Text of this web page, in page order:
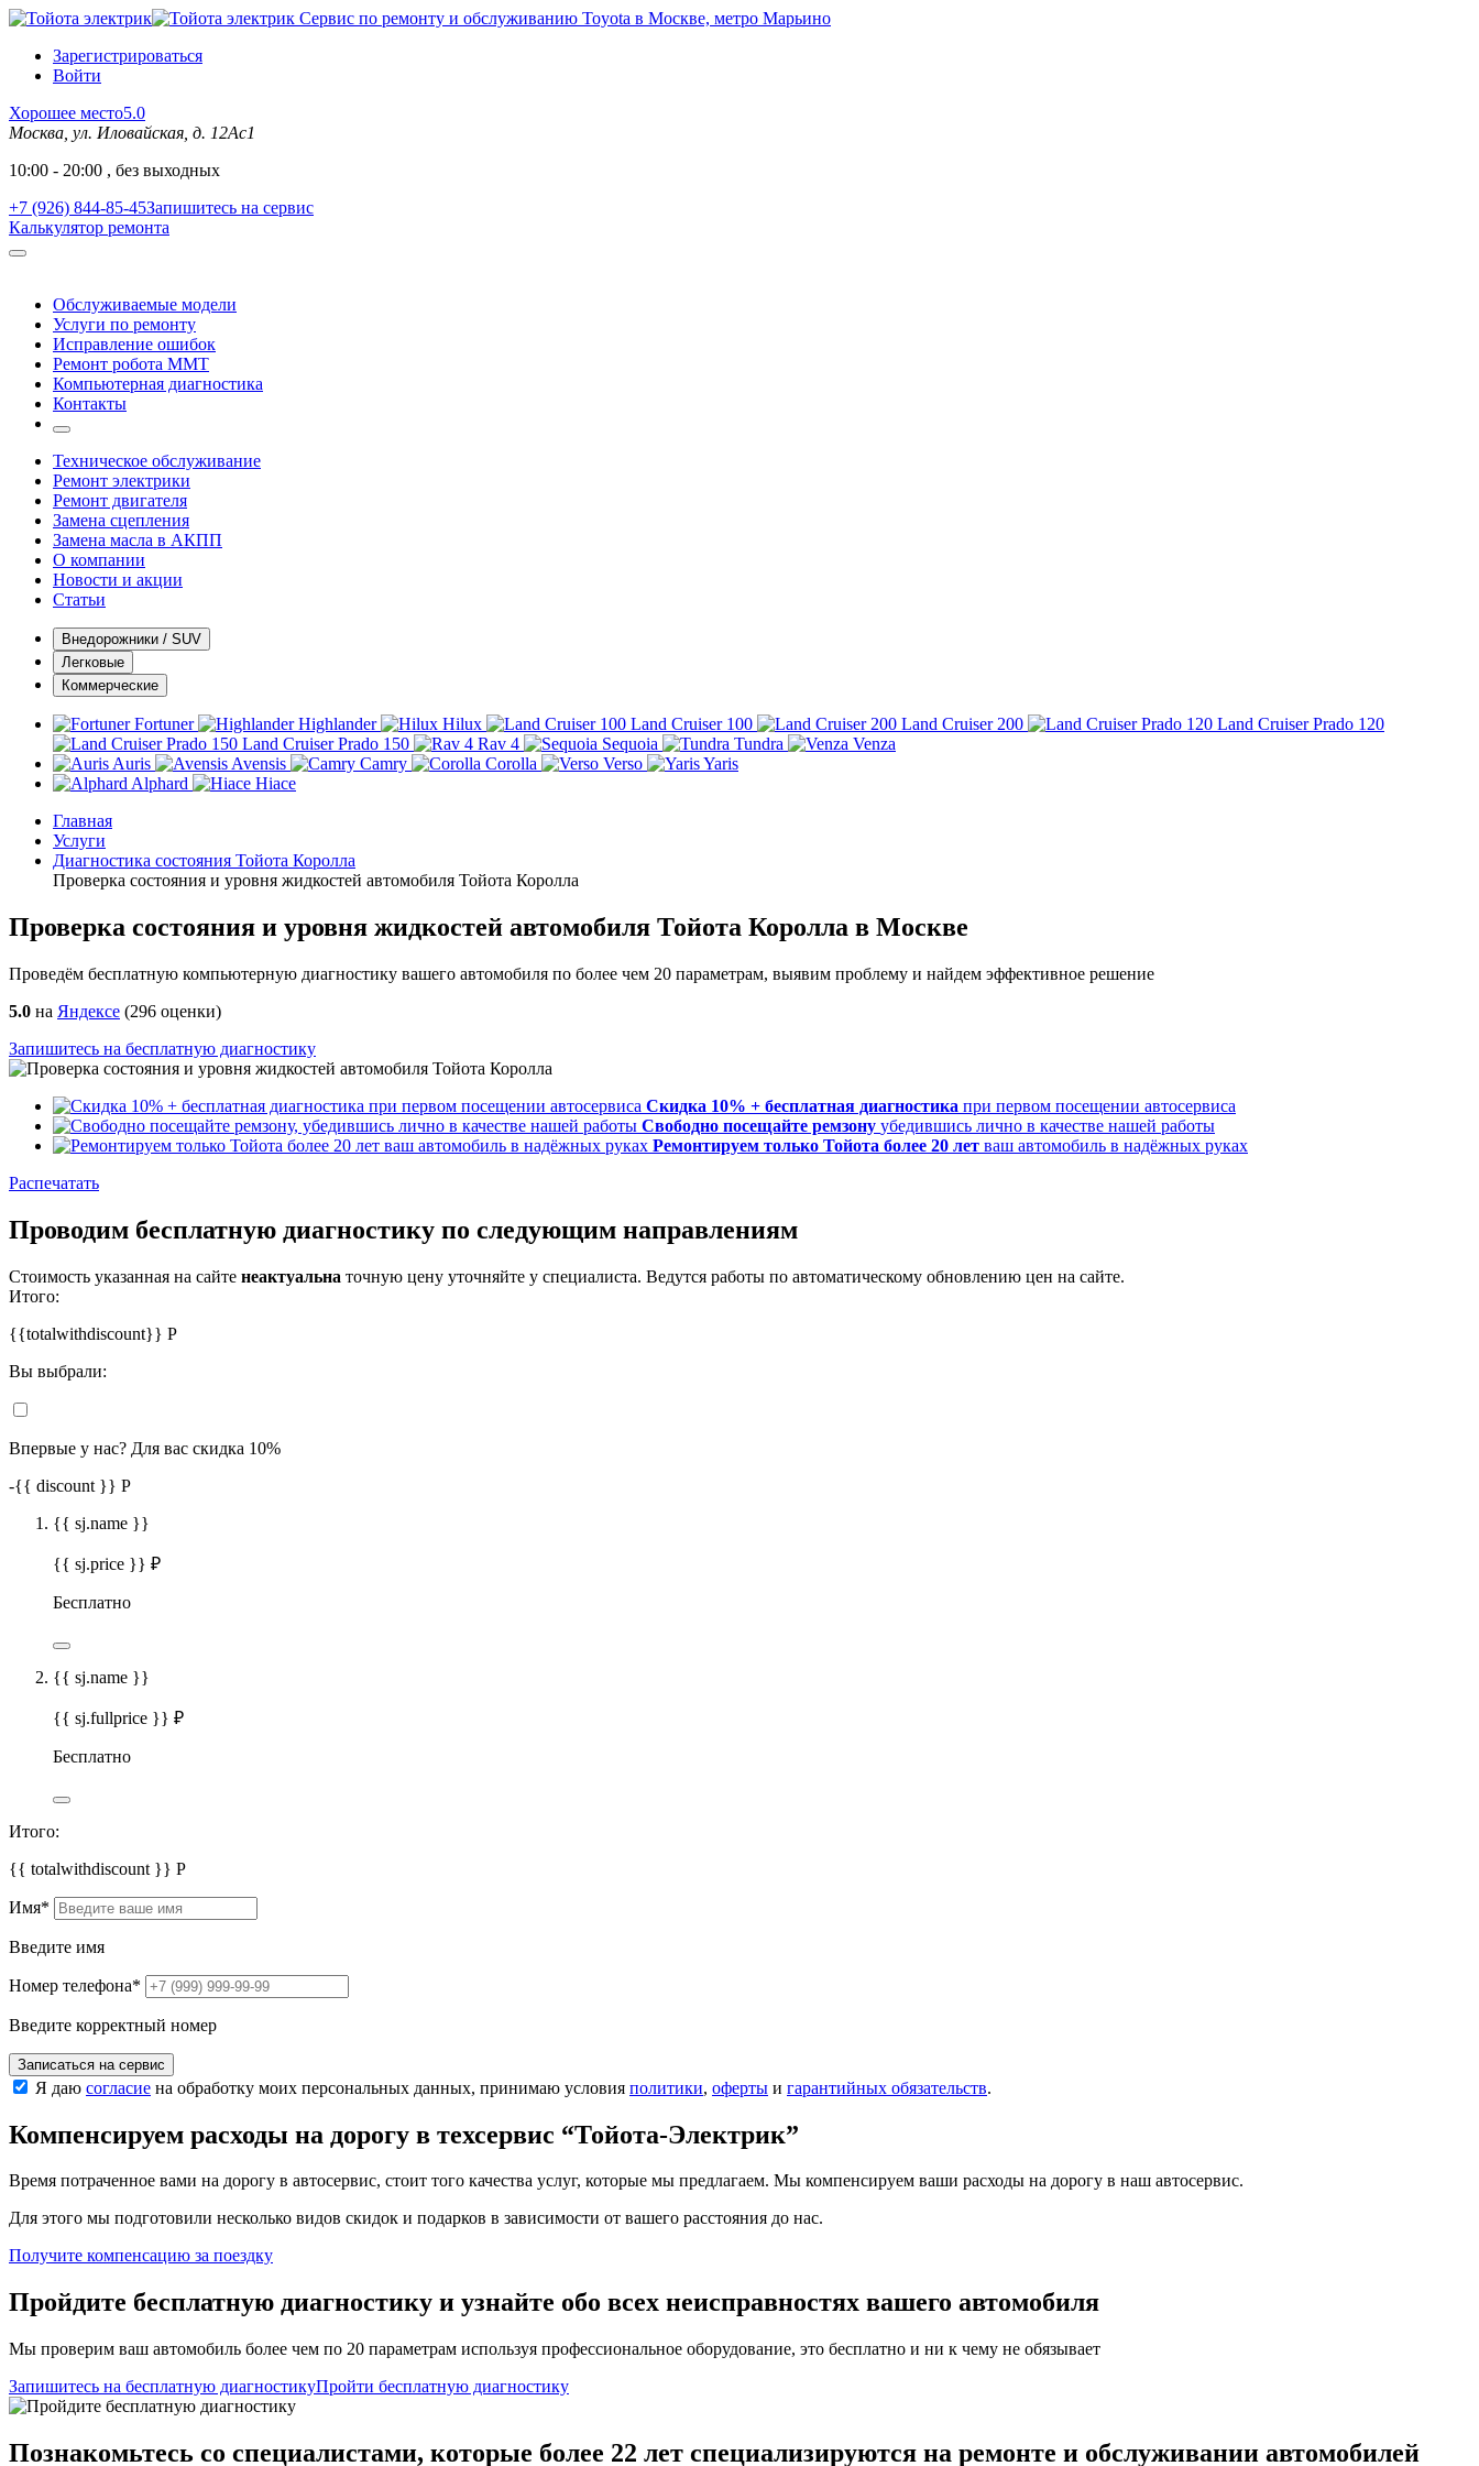
Сервис по ремонту и обслуживанию Toyota в Москве, метро Марьино
Зарегистрироваться
Войти
Хорошее место5.0
Москва, ул. Иловайская, д. 12Ас1
10:00 - 20:00 , без выходных
+7 (926) 844-85-45Запишитесь на сервис
Калькулятор ремонта
Обслуживаемые модели
Услуги по ремонту
Исправление ошибок
Ремонт робота MMT
Компьютерная диагностика
Контакты
Техническое обслуживание
Ремонт электрики
Ремонт двигателя
Замена сцепления
Замена масла в АКПП
О компании
Новости и акции
Статьи
Внедорожники / SUV
Легковые
Коммерческие
Fortuner Highlander Hilux Land Cruiser 100 Land Cruiser 200
Land Cruiser Prado 120
Land Cruiser Prado 150
Rav 4 Sequoia Tundra
Venza
Auris
Avensis Camry Corolla Verso
Yaris
Alphard
Hiace
Главная
Услуги
Диагностика состояния Тойота Королла
Проверка состояния и уровня жидкостей автомобиля Тойота Королла
Проверка состояния и уровня жидкостей автомобиля Тойота Королла в Москве
Проведём бесплатную компьютерную диагностику вашего автомобиля по более чем 20 параметрам, выявим проблему и найдем эффективное решение
5.0 на Яндексе (296 оценки)
Запишитесь на бесплатную диагностику
Скидка 10% + бесплатная диагностика при первом посещении автосервиса
Свободно посещайте ремзону убедившись лично в качестве нашей работы
Ремонтируем только Тойота более 20 лет ваш автомобиль в надёжных руках
Распечатать
Проводим бесплатную диагностику по следующим направлениям
Стоимость указанная на сайте неактуальна точную цену уточняйте у специалиста. Ведутся работы по автоматическому обновлению цен на сайте.
Итого:
{{totalwithdiscount}} Р
Вы выбрали:
Впервые у нас? Для вас скидка 10%
-{{ discount }} Р
{{ sj.name }}
{{ sj.price }} ₽
Бесплатно
{{ sj.name }}
{{ sj.fullprice }} ₽
Бесплатно
Итого:
{{ totalwithdiscount }} Р
Имя*
Введите имя
Номер телефона*
Введите корректный номер
Записаться на сервис
Я даю согласие на обработку моих персональных данных, принимаю условия политики, оферты и гарантийных обязательств.
Компенсируем расходы на дорогу в техсервис “Тойота-Электрик”
Время потраченное вами на дорогу в автосервис, стоит того качества услуг, которые мы предлагаем. Мы компенсируем ваши расходы на дорогу в наш автосервис.
Для этого мы подготовили несколько видов скидок и подарков в зависимости от вашего расстояния до нас.
Получите компенсацию за поездку
Пройдите бесплатную диагностику и узнайте обо всех неисправностях вашего автомобиля
Мы проверим ваш автомобиль более чем по 20 параметрам используя профессиональное оборудование, это бесплатно и ни к чему не обязывает
Запишитесь на бесплатную диагностикуПройти бесплатную диагностику
Познакомьтесь со специалистами, которые более 22 лет специализируются на ремонте и обслуживании автомобилей